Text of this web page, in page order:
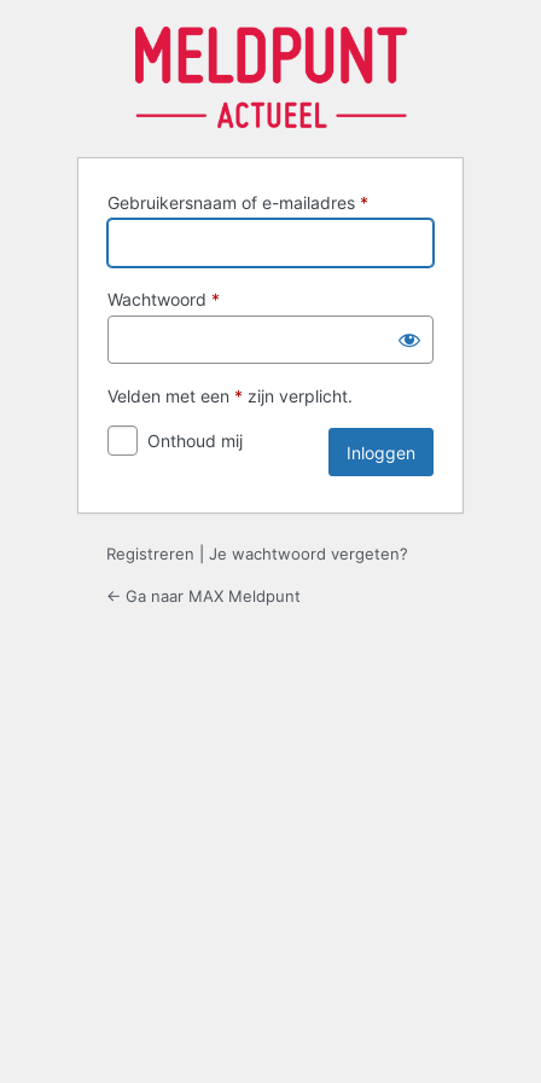
Gebruikersnaam of e-mailadres *
Wachtwoord *
Velden met een * zijn verplicht.
Onthoud mij
Registreren Je wachtwoord vergeten?
← Ga naar MAX Meldpunt